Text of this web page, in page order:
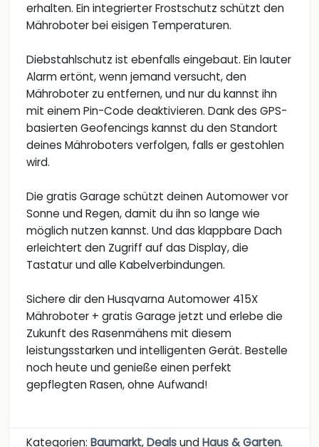
erhalten. Ein integrierter Frostschutz schützt den
Mähroboter bei eisigen Temperaturen.
Diebstahlschutz ist ebenfalls eingebaut. Ein lauter
Alarm ertönt, wenn jemand versucht, den
Mähroboter zu entfernen, und nur du kannst ihn
mit einem Pin-Code deaktivieren. Dank des GPS-
basierten Geofencings kannst du den Standort
deines Mähroboters verfolgen, falls er gestohlen
wird.
Die gratis Garage schützt deinen Automower vor
Sonne und Regen, damit du ihn so lange wie
möglich nutzen kannst. Und das klappbare Dach
erleichtert den Zugriff auf das Display, die
Tastatur und alle Kabelverbindungen.
Sichere dir den Husqvarna Automower 415X
Mähroboter + gratis Garage jetzt und erlebe die
Zukunft des Rasenmähens mit diesem
leistungsstarken und intelligenten Gerät. Bestelle
noch heute und genieße einen perfekt
gepflegten Rasen, ohne Aufwand!
Kategorien: Baumarkt,DealsundHaus & Garten.